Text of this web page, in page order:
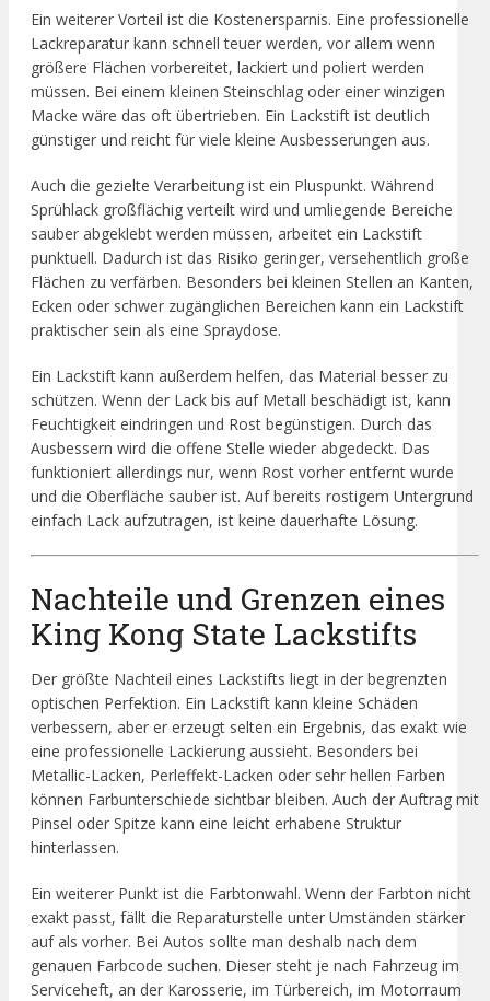
Ein weiterer Vorteil ist die Kostenersparnis. Eine professionelle
Lackreparatur kann schnell teuer werden, vor allem wenn
größere Flächen vorbereitet, lackiert und poliert werden
müssen. Bei einem kleinen Steinschlag oder einer winzigen
Macke wäre das oft übertrieben. Ein Lackstift ist deutlich
günstiger und reicht für viele kleine Ausbesserungen aus.
Auch die gezielte Verarbeitung ist ein Pluspunkt. Während
Sprühlack großflächig verteilt wird und umliegende Bereiche
sauber abgeklebt werden müssen, arbeitet ein Lackstift
punktuell. Dadurch ist das Risiko geringer, versehentlich große
Flächen zu verfärben. Besonders bei kleinen Stellen an Kanten,
Ecken oder schwer zugänglichen Bereichen kann ein Lackstift
praktischer sein als eine Spraydose.
Ein Lackstift kann außerdem helfen, das Material besser zu
schützen. Wenn der Lack bis auf Metall beschädigt ist, kann
Feuchtigkeit eindringen und Rost begünstigen. Durch das
Ausbessern wird die offene Stelle wieder abgedeckt. Das
funktioniert allerdings nur, wenn Rost vorher entfernt wurde
und die Oberfläche sauber ist. Auf bereits rostigem Untergrund
einfach Lack aufzutragen, ist keine dauerhafte Lösung.
Nachteile und Grenzen eines
King Kong State Lackstifts
Der größte Nachteil eines Lackstifts liegt in der begrenzten
optischen Perfektion. Ein Lackstift kann kleine Schäden
verbessern, aber er erzeugt selten ein Ergebnis, das exakt wie
eine professionelle Lackierung aussieht. Besonders bei
Metallic-Lacken, Perleffekt-Lacken oder sehr hellen Farben
können Farbunterschiede sichtbar bleiben. Auch der Auftrag mit
Pinsel oder Spitze kann eine leicht erhabene Struktur
hinterlassen.
Ein weiterer Punkt ist die Farbtonwahl. Wenn der Farbton nicht
exakt passt, fällt die Reparaturstelle unter Umständen stärker
auf als vorher. Bei Autos sollte man deshalb nach dem
genauen Farbcode suchen. Dieser steht je nach Fahrzeug im
Serviceheft, an der Karosserie, im Türbereich, im Motorraum